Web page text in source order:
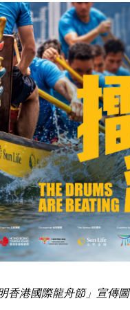
香港國際龍舟節」宣傳圖